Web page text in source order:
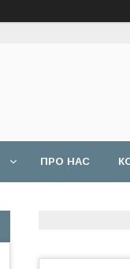
ПРО НАС